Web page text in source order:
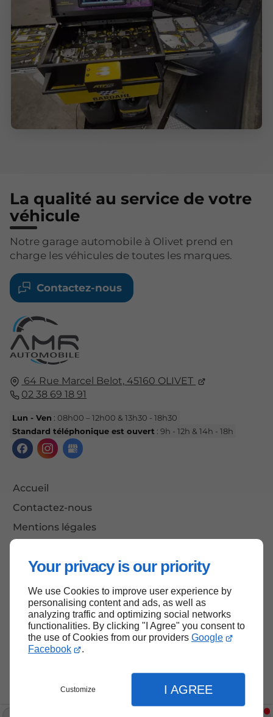
Your privacy is our priority
We use Cookies to improve user experience by
personalising content and ads, as well as
analyzing traffic and optimizing social networks
functionalities. By clicking "I Agree" you consent to
the use of Cookies from our providers Google
Facebook
.
Customize I AGREE
64 Rue Marcel Belot, 45160 OLIVET
02 38 69 18 91
Lun - Ven : 08h00 – 12h00 & 13h30 - 18h30
Standard téléphonique est ouvert : 9h - 12h & 14h - 18h
Accueil
Contactez-nous
Mentions légales
La qualité au service de votre
véhicule
Notre garage automobile à Olivet prend en
charge les véhicules de toutes les marques.
Contactez-nous
Haut de page